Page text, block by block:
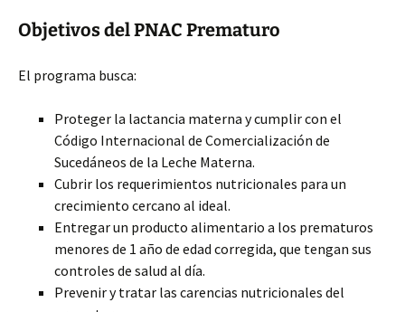
Objetivos del PNAC Prematuro
El programa busca:
Proteger la lactancia materna y cumplir con el
Código Internacional de Comercialización de
Sucedáneos de la Leche Materna.
Cubrir los requerimientos nutricionales para un
crecimiento cercano al ideal.
Entregar un producto alimentario a los prematuros
menores de 1 año de edad corregida, que tengan sus
controles de salud al día.
Prevenir y tratar las carencias nutricionales del